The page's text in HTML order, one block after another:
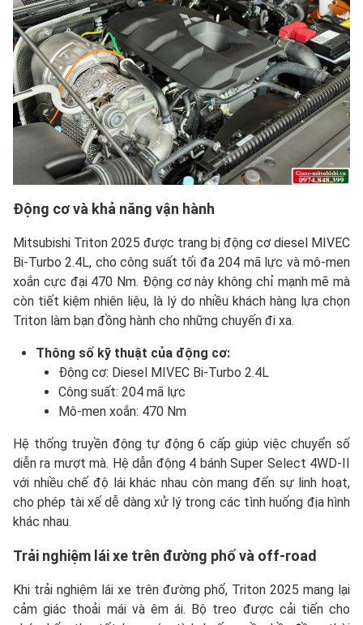
Động cơ và khả năng vận hành
Mitsubishi Triton 2025 được trang bị động cơ diesel MIVEC
Bi-Turbo 2.4L, cho công suất tối đa 204 mã lực và mô-men
xoắn cực đại 470 Nm. Động cơ này không chỉ mạnh mẽ mà
còn tiết kiệm nhiên liệu, là lý do nhiều khách hàng lựa chọn
Triton làm bạn đồng hành cho những chuyến đi xa.
Thông số kỹ thuật của động cơ:
Động cơ: Diesel MIVEC Bi-Turbo 2.4L
Công suất: 204 mã lực
Mô-men xoắn: 470 Nm
Hệ thống truyền động tự động 6 cấp giúp việc chuyển số
diễn ra mượt mà. Hệ dẫn động 4 bánh Super Select 4WD-II
với nhiều chế độ lái khác nhau còn mang đến sự linh hoạt,
cho phép tài xế dễ dàng xử lý trong các tình huống địa hình
khác nhau.
Trải nghiệm lái xe trên đường phố và off-road
Khi trải nghiệm lái xe trên đường phố, Triton 2025 mang lại
cảm giác thoải mái và êm ái. Bộ treo được cải tiến cho